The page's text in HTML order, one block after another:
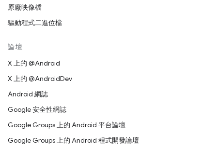
原廠映像檔
驅動程式二進位檔
論壇
X 上的 @Android
X 上的 @AndroidDev
Android 網誌
Google 安全性網誌
Google Groups 上的 Android 平台論壇
Google Groups 上的 Android 程式開發論壇